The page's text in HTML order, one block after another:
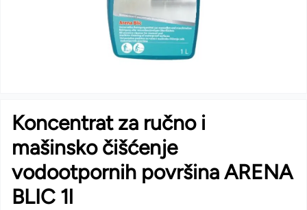
Koncentrat za ručno i
mašinsko čišćenje
vodootpornih površina ARENA
BLIC 1l